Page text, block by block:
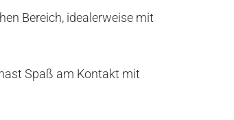
Bereich, idealerweise mit
Spaß am Kontakt mit